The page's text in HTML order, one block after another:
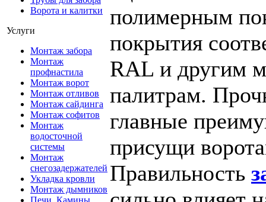
Ворота и калитки
Услуги
Монтаж забора
Монтаж
профнастила
Монтаж ворот
Монтаж отливов
Монтаж сайдинга
Монтаж софитов
Монтаж
водосточной
системы
Монтаж
снегозадержателей
Укладка кровли
Монтаж дымников
Печи, Камины,
полимерным
покрытия
RAL и другим
палитрам.
главные
присущи
Правильность